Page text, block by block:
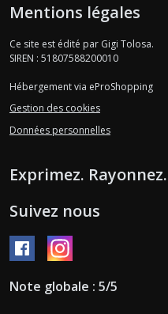
Mentions légales
Ce site est édité par Gigi Tolosa.
SIREN : 51807588200010
Hébergement via eProShopping
Gestion des cookies
Données personnelles
Exprimez.
Suivez nous
Note globale : 5/5